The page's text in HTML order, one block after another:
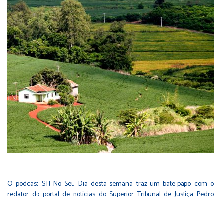
O podcast STJ No Seu Dia desta semana traz um bate-papo com o
redator do portal de notícias do Superior Tribunal de Justiça Pedro